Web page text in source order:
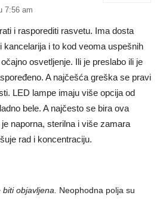
7:56 am
i rasporediti rasvetu. Ima dosta
kancelarija i to kod veoma uspešnih
osvetljenje. Ili je preslabo ili je
A najčešća greška se pravi
LED lampe imaju više opcija od
bele. A najčesto se bira ova
naporna, sterilna i više zamara
rad i koncentraciju.
objavljena.
Neophodna polja su